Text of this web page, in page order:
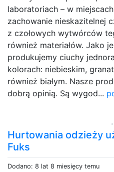
laboratoriach – w
zachowanie nieskazitelnej
z czołowych wytwórców
również materiałów. Jako
produkujemy ciuchy
kolorach: niebieskim,
również białym. Nasze
dobrą opinią. Są wygod...
Hurtowania odzieży
Fuks
Dodano: 8 lat 8 miesięcy temu